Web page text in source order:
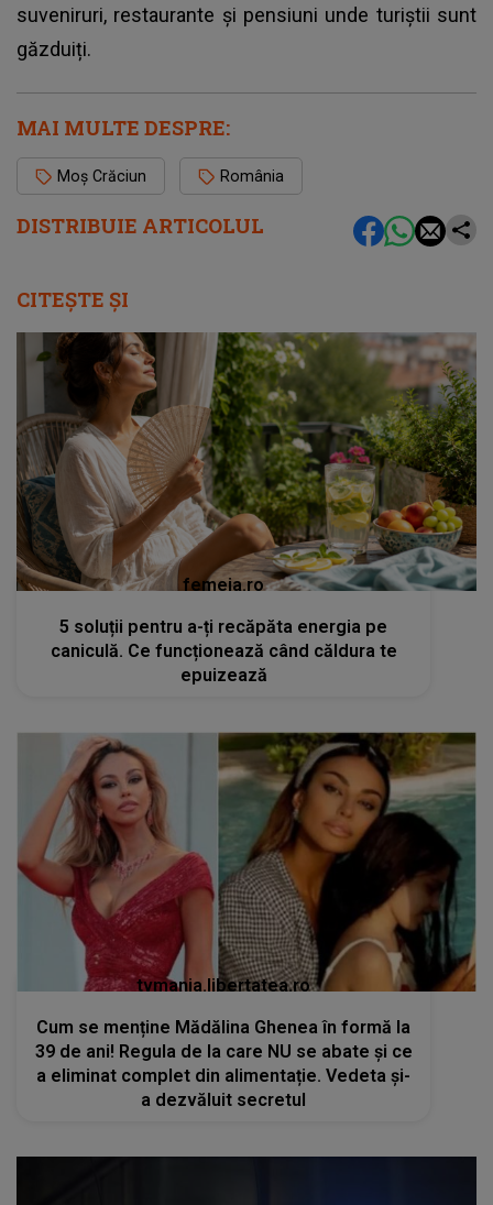
DISTRIBUIE ARTICOLUL
suveniruri, restaurante și pensiuni unde turiștii sunt
găzduiți.
MAI MULTE DESPRE:
Moș Crăciun România
CITEȘTE ȘI
femeia.ro
5 soluții pentru a-ți recăpăta energia pe
caniculă. Ce funcționează când căldura te
epuizează
tvmania.libertatea.ro
Cum se menține Mădălina Ghenea în formă la
39 de ani! Regula de la care NU se abate și ce
a eliminat complet din alimentație. Vedeta și-
a dezvăluit secretul